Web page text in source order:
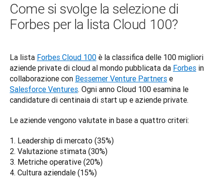
Come si svolge la selezione di
Forbes per la lista Cloud 100?
La lista Forbes Cloud 100 è la classifica delle 100 migliori
aziende private di cloud al mondo pubblicata da Forbes in
collaborazione con Bessemer Venture Partners
Salesforce Ventures. Ogni anno Cloud 100 esamina le
candidature di centinaia di start up e aziende private.
Le aziende vengono valutate in base a quattro criteri:
1. Leadership di mercato (35%)
2. Valutazione stimata (30%)
3. Metriche operative (20%)
4. Cultura aziendale (15%)